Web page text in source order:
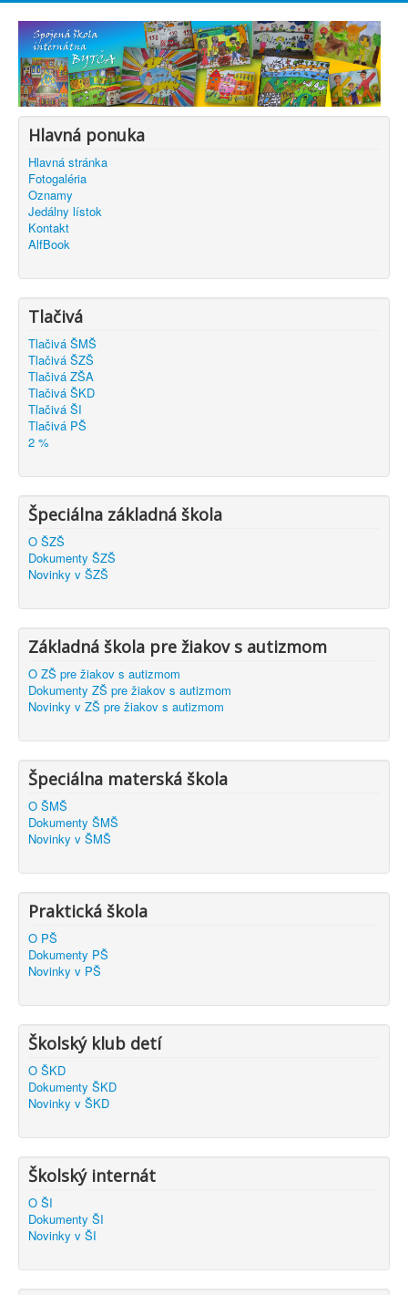
Hlavná ponuka
Hlavná stránka
Fotogaléria
Oznamy
Jedálny lístok
Kontakt
AlfBook
Tlačivá
Tlačivá ŠMŠ
Tlačivá ŠZŠ
Tlačivá ZŠA
Tlačivá ŠKD
Tlačivá ŠI
Tlačivá PŠ
2 %
Špeciálna základná škola
O ŠZŠ
Dokumenty ŠZŠ
Novinky v ŠZŠ
Základná škola pre žiakov s autizmom
O ZŠ pre žiakov s autizmom
Dokumenty ZŠ pre žiakov s autizmom
Novinky v ZŠ pre žiakov s autizmom
Špeciálna materská škola
O ŠMŠ
Dokumenty ŠMŠ
Novinky v ŠMŠ
Praktická škola
O PŠ
Dokumenty PŠ
Novinky v PŠ
Školský klub detí
O ŠKD
Dokumenty ŠKD
Novinky v ŠKD
Školský internát
O ŠI
Dokumenty ŠI
Novinky v ŠI